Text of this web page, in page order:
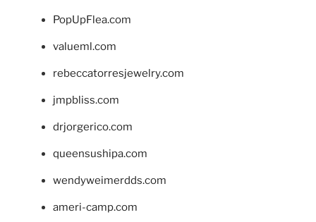
PopUpFlea.com
valueml.com
rebeccatorresjewelry.com
jmpbliss.com
drjorgerico.com
queensushipa.com
wendyweimerdds.com
ameri-camp.com